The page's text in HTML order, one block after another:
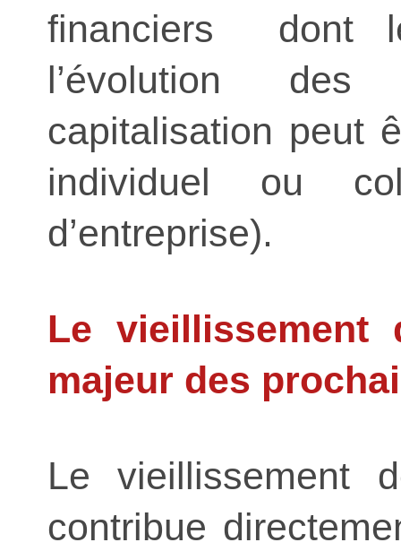
financiers dont
l’évolution
capitalisation peut
individuel ou
d’entreprise).
Le vieillissement
majeur des
Le vieillissement
contribue